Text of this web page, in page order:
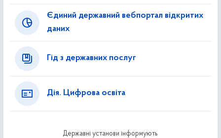
Єдиний державний вебпортал відкритих
даних
Гід з державних послуг
Дія. Цифрова освіта
Державні установи інформують